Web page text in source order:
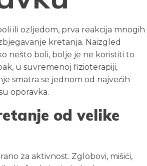
ili ozljedom, prva reakcija mnogih
kretanja. Naizgled
nešto boli, bolje je ne koristiti to
u suvremenoj fizioterapiji,
smatra se jednom od najvećih
oporavka.
od velike
za aktivnost. Zglobovi, mišići,